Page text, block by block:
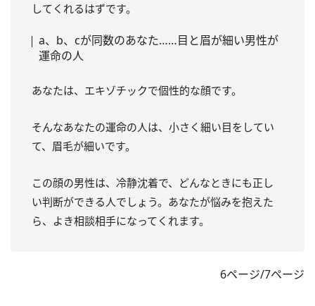
してくれるはずです。
a、b、cが同数のあなた……目と眉が細い男性が
運命の人
あなたは、エキゾチックで個性的な顔です。
そんなあなたの運命の人は、小さく細い目をしてい
て、眉毛が細いです。
この顔の男性は、冷静沈着で、どんなときにも正し
い判断ができる人でしょう。あなたが悩みを抱えた
ら、よき相談相手になってくれます。
6ページ/7ページ